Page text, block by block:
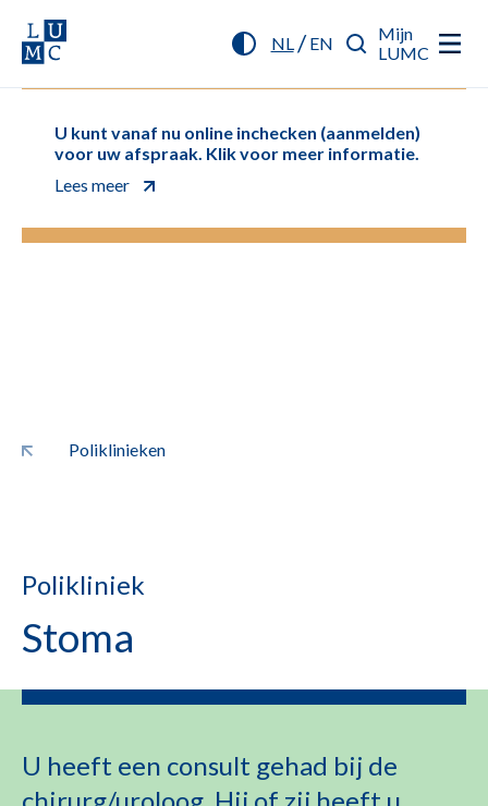
NL/ EN
Mijn
LUMC
U kunt vanaf nu online inchecken (aanmelden)
voor uw afspraak. Klik voor meer informatie.
Lees meer
Poliklinieken
Polikliniek
Stoma
U heeft een consult gehad bij de